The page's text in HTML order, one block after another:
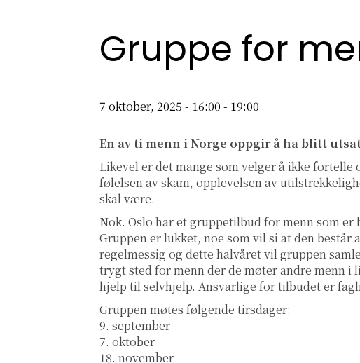
Gruppe for
7 oktober, 2025 - 16:00 - 19:00
En av ti menn i Norge oppgir å ha blitt
Likevel er det mange som velger å ikke
følelsen av skam, opplevelsen av
skal være.
Nok. Oslo har et gruppetilbud for menn som
Gruppen er lukket, noe som vil si at den består
regelmessig og dette halvåret vil gruppen
trygt sted for menn der de møter andre menn
hjelp til selvhjelp. Ansvarlige for tilbudet er
Gruppen møtes følgende tirsdager:
9. september
7. oktober
18. november